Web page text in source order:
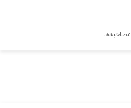
مصاحبه‌ها